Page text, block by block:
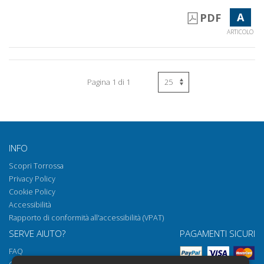
PDF A
ARTICOLO
Pagina 1 di 1
INFO
Scopri Torrossa
Privacy Policy
Cookie Policy
Accessibilità
Rapporto di conformità all'accessibilità (VPAT)
SERVE AIUTO?
FAQ
PAGAMENTI SICURI